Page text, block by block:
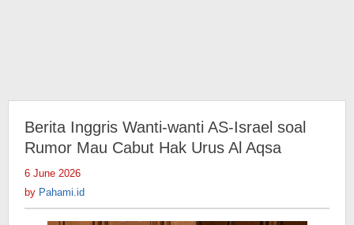
Berita Inggris Wanti-wanti AS-Israel soal
Rumor Mau Cabut Hak Urus Al Aqsa
6 June 2026
by Pahami.id